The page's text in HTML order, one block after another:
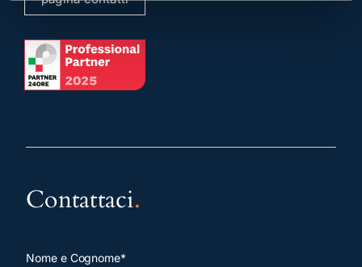
Contattaci.
Nome e Cognome*